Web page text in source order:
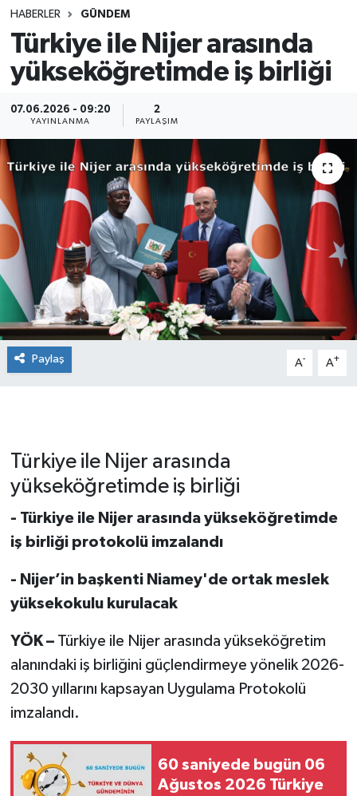
HABERLER GÜNDEM
Türkiye ile Nijer arasında
yükseköğretimde iş birliği
07.06.2026 - 09:20
YAYINLANMA
2
PAYLAŞIM
Paylaş A- A+
Türkiye ile Nijer arasında
yükseköğretimde iş birliği
- Türkiye ile Nijer arasında yükseköğretimde
iş birliği protokolü imzalandı
- Nijer’in başkenti Niamey'de ortak meslek
yüksekokulu kurulacak
YÖK –Türkiye ile Nijer arasında yükseköğretim
alanındaki iş birliğini güçlendirmeye yönelik 2026-
2030 yıllarını kapsayan Uygulama Protokolü
imzalandı.
60 saniyede bugün 06
Ağustos 2026 Türkiye
YARIŞMA/ETKİNLİKLER
ANKET
MEVZUAT/KARARLAR